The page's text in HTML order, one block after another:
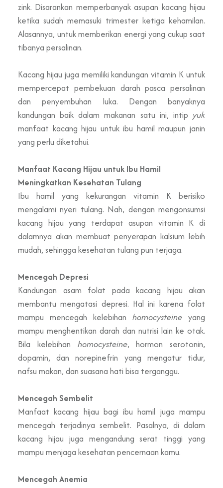
zink. Disarankan memperbanyak asupan kacang hijau
ketika sudah memasuki trimester ketiga kehamilan.
Alasannya, untuk memberikan energi yang cukup saat
tibanya persalinan.
Kacang hijau juga memilikikandungan vitamin K untuk
mempercepat pembekuan darah pasca persalinan
dan penyembuhan luka. Dengan banyaknya
kandungan baik dalam makanan satu ini, intip yuk
manfaat kacang hijau untuk ibu hamil maupun janin
yang perlu diketahui.
Manfaat Kacang Hijau untuk Ibu Hamil
Meningkatkan Kesehatan Tulang
Ibu hamil yang kekurangan vitamin K berisiko
mengalami nyeri tulang. Nah, dengan mengonsumsi
kacang hijau yang terdapat asupan vitamin K di
dalamnya akan membuat penyerapan kalsium lebih
mudah, sehingga kesehatan tulang pun terjaga.
Mencegah Depresi
Kandungan asam folat pada kacang hijau akan
membantu mengatasi depresi. Hal ini karena folat
mampu mencegah kelebihan homocysteine yang
mampu menghentikan darah dan nutrisi lain ke otak.
Bila kelebihan homocysteine, hormon serotonin,
dopamin, dan norepinefrin yang mengatur tidur,
nafsu makan, dan suasana hati bisa terganggu.
Mencegah Sembelit
Manfaat kacang hijau bagi ibu hamil juga mampu
mencegah terjadinya sembelit. Pasalnya, di dalam
kacang hijau juga mengandung serat tinggi yang
mampu menjaga kesehatan pencernaan kamu.
Mencegah Anemia